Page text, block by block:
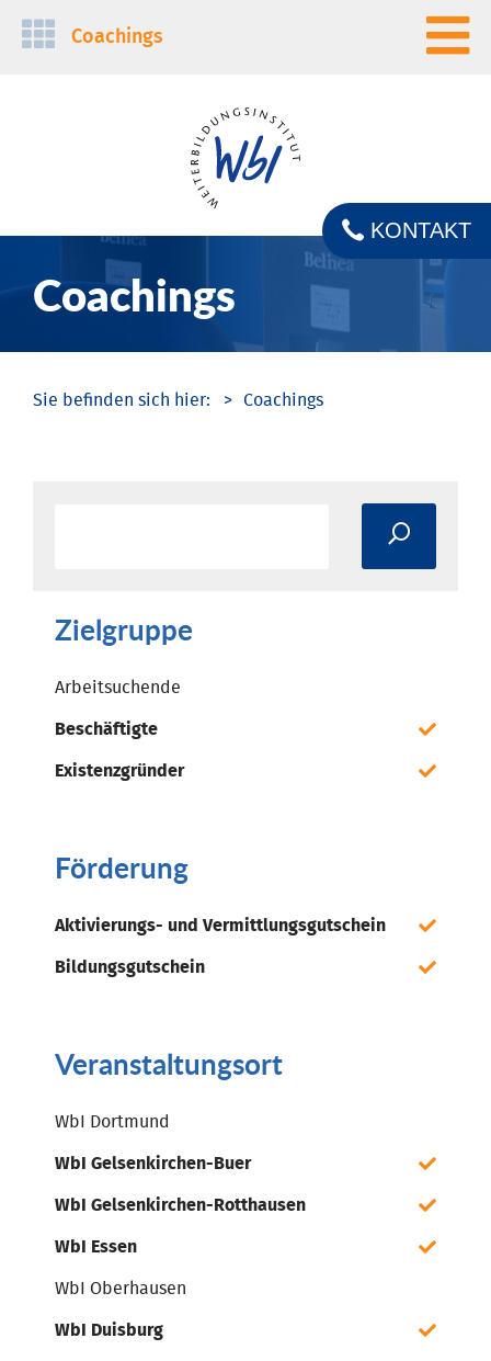
Navigation
Coachings
Coachings
KONTAKT
Coachings
Zielgruppe
Arbeitsuchende
Beschäftigte
Existenzgründer
Förderung
Aktivierungs- und Vermittlungsgutschein
Bildungsgutschein
Veranstaltungsort
WbI Dortmund
WbI Gelsenkirchen-Buer
WbI Gelsenkirchen-Rotthausen
WbI Essen
WbI Oberhausen
WbI Duisburg